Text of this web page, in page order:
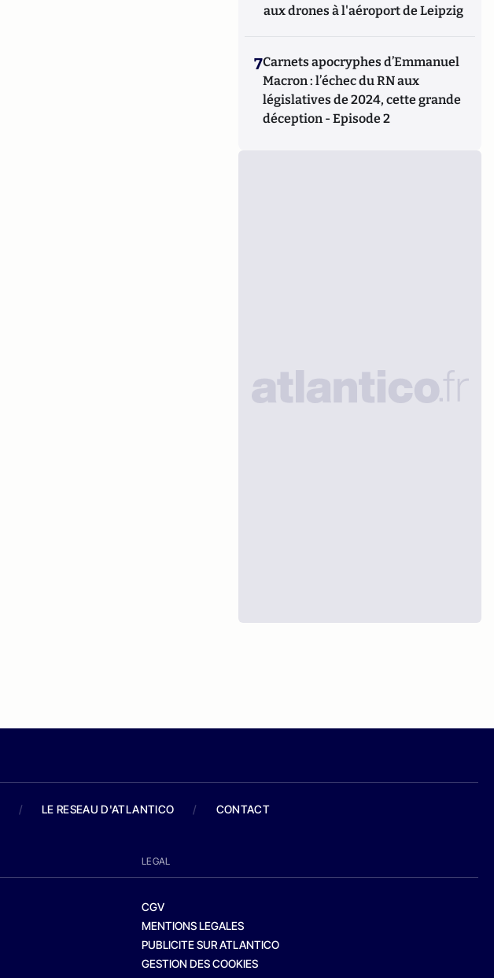
aux drones à l'aéroport de Leipzig
7Carnets apocryphes d’Emmanuel
Macron : l’échec du RN aux
législatives de 2024, cette grande
déception - Episode 2
/ LE RESEAU D'ATLANTICO / CONTACT
LEGAL
CGV
MENTIONS LEGALES
PUBLICITE SUR ATLANTICO
GESTION DES COOKIES